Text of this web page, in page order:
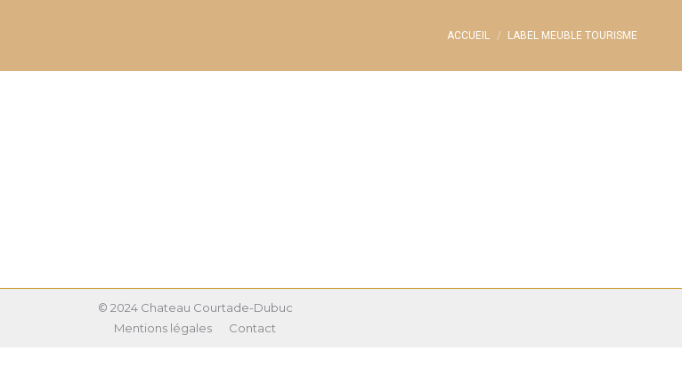
Vous êtes ici :
ACCUEIL LABEL MEUBLE TOURISME
© 2024 Chateau Courtade-Dubuc
Mentions légales
Contact